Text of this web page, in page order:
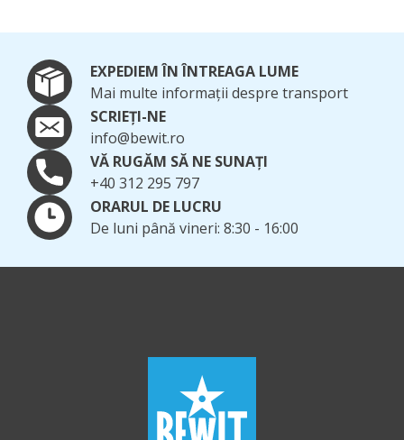
EXPEDIEM ÎN ÎNTREAGA LUME
Mai multe informații despre transport
SCRIEȚI-NE
info@bewit.ro
VĂ RUGĂM SĂ NE SUNAȚI
+40 312 295 797
ORARUL DE LUCRU
De luni până vineri: 8:30 - 16:00